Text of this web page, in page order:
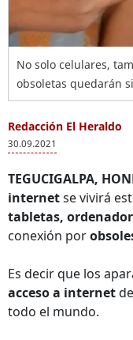
No solo celulares,
obsoletas quedarán
Redacción El Heraldo
30.09.2021
TEGUCIGALPA,
internetse vivirá
tabletas,
conexión por
Es decir que los
acceso a internet
todo el mundo.